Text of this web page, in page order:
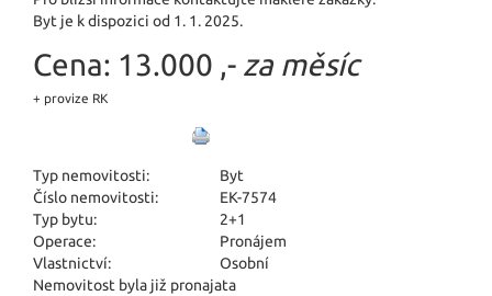
Byt je k dispozici od 1. 1. 2025.
Cena: 13.000 ,- za měsíc
+ provize RK
Typ nemovitosti:
Byt
Číslo nemovitosti:
EK-7574
Typ bytu:
2+1
Operace:
Pronájem
Vlastnictví:
Osobní
Nemovitost byla již pronajata